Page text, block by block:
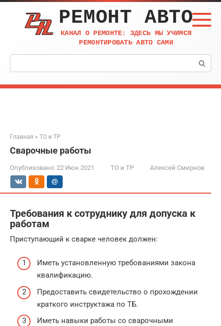
Перейти
контенту
РЕМОНТ АВТО
КАНАЛ О РЕМОНТЕ: ЗДЕСЬ МЫ УЧИМСЯ
РЕМОНТИРОВАТЬ АВТО САМИ
Поиск:
Главная » ТО и ТР
Сварочные работы
Опубликовано: 22 Июн 2021 ТО и ТР Алексей Смирнов
Требования к сотруднику для допуска к
работам
Приступающий к сварке человек должен:
Иметь установленную требованиями закона
квалификацию.
Предоставить свидетельство о прохождении
краткого инструктажа по ТБ.
Иметь навыки работы со сварочными